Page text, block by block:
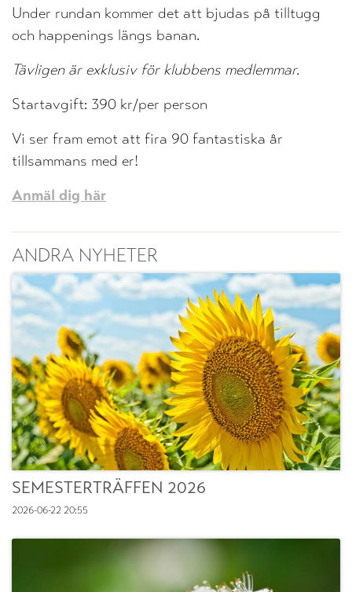
Under rundan kommer det att bjudas på tilltugg
och happenings längs banan.
Tävligen är exklusiv för klubbens medlemmar.
Startavgift: 390 kr/per person
Vi ser fram emot att fira 90 fantastiska år
tillsammans med er!
Anmäl dig här
ANDRA NYHETER
SEMESTERTRÄFFEN 2026
2026-06-22 20:55